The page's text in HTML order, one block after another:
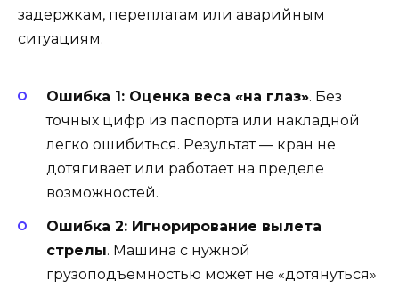
задержкам, переплатам или аварийным
ситуациям.
Ошибка 1: Оценка веса «на глаз». Без
точных цифр из паспорта или накладной
легко ошибиться. Результат — кран не
дотягивает или работает на пределе
возможностей.
Ошибка 2: Игнорирование вылета
стрелы. Машина с нужной
грузоподъёмностью может не «дотянуться»